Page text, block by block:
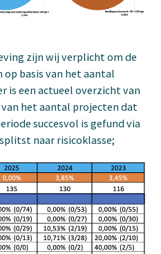
zijn wij verplicht om de
basis van het aantal
is een actueel overzicht van
van het aantal projecten dat
succesvol is gefund via
naar risicoklasse;